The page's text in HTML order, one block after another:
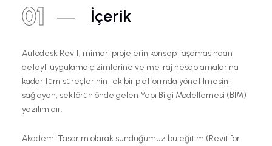
01 İçerik
Autodesk Revit, mimari projelerin konsept aşamasından
detaylı uygulama çizimlerine ve metraj hesaplamalarına
kadar tüm süreçlerinin tek bir platformda yönetilmesini
sağlayan, sektörün önde gelen Yapı Bilgi Modellemesi (BIM)
yazılımıdır.
Akademi Tasarım olarak sunduğumuz bu eğitim (Revit for